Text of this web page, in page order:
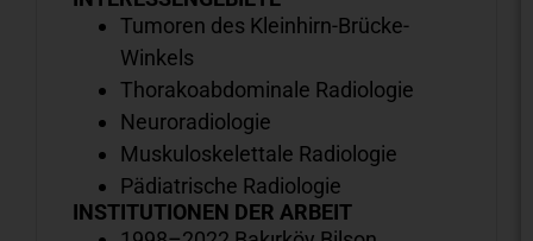
Tumoren des Kleinhirn-Brücke-
Winkels
Thorakoabdominale Radiologie
Neuroradiologie
Muskuloskelettale Radiologie
Pädiatrische Radiologie
INSTITUTIONEN DER ARBEIT